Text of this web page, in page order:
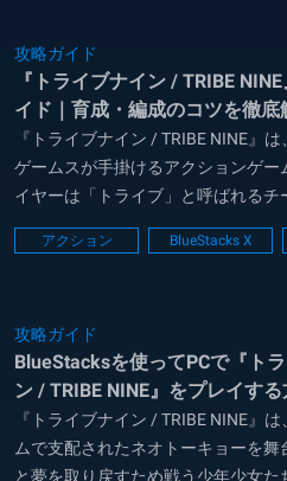
攻略ガイド
『トライブナイン / TRIBE
イド｜育成・編成のコツを徹底
『トライブナイン / TRIBE NINE』
ゲームスが手掛けるアクションゲー
イヤーは「トライブ」と呼ばれるチ
となり、近未来の東京を舞台にバト
げます。​本作は、独自の世界観と緻
アクション BlueStacks X
攻略ガイド
BlueStacksを使ってPCで『ト
ン / TRIBE NINE』をプレイす
『トライブナイン / TRIBE NINE』
ムで支配されたネオトーキョーを舞
と夢を取り戻すため戦う少年少女た